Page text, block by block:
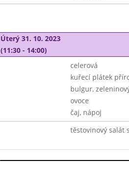
Úterý 31. 10. 2023
(11:30 - 14:00)
celerová
kuřecí plátek
bulgur,
ovoce
čaj, nápoj
těstovinový salát